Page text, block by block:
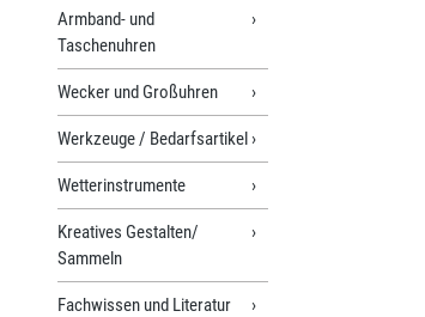
Armband- und
Taschenuhren
Wecker und Großuhren
Werkzeuge / Bedarfsartikel
Wetterinstrumente
Kreatives Gestalten/
Sammeln
Fachwissen und Literatur